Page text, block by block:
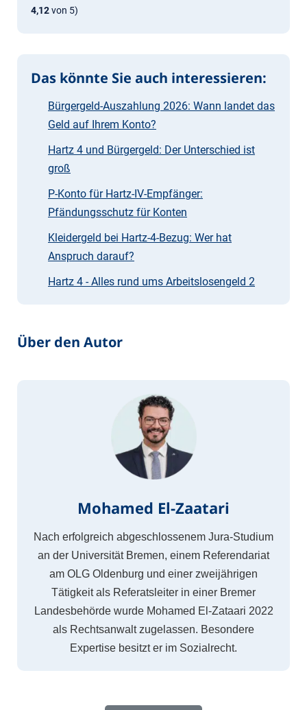
4,12von 5)
Das könnte Sie auch interessieren:
Bürgergeld-Auszahlung 2026: Wann landet das
Geld auf Ihrem Konto?
Hartz 4 und Bürgergeld: Der Unterschied ist
groß
P-Konto für Hartz-IV-Empfänger:
Pfändungsschutz für Konten
Kleidergeld bei Hartz-4-Bezug: Wer hat
Anspruch darauf?
Hartz 4 - Alles rund ums Arbeitslosengeld 2
Über den Autor
Mohamed El-Zaatari
Nach erfolgreich abgeschlossenem Jura-Studium
an der Universität Bremen, einem Referendariat
am OLG Oldenburg und einer zweijährigen
Tätigkeit als Referatsleiter in einer Bremer
Landesbehörde wurde Mohamed El-Zataari 2022
als Rechtsanwalt zugelassen. Besondere
Expertise besitzt er im Sozialrecht.